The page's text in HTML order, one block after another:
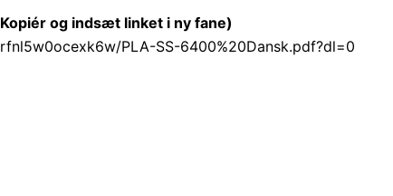
og indsæt linket i ny fane)
PLA-SS-6400%20Dansk.pdf?dl=0